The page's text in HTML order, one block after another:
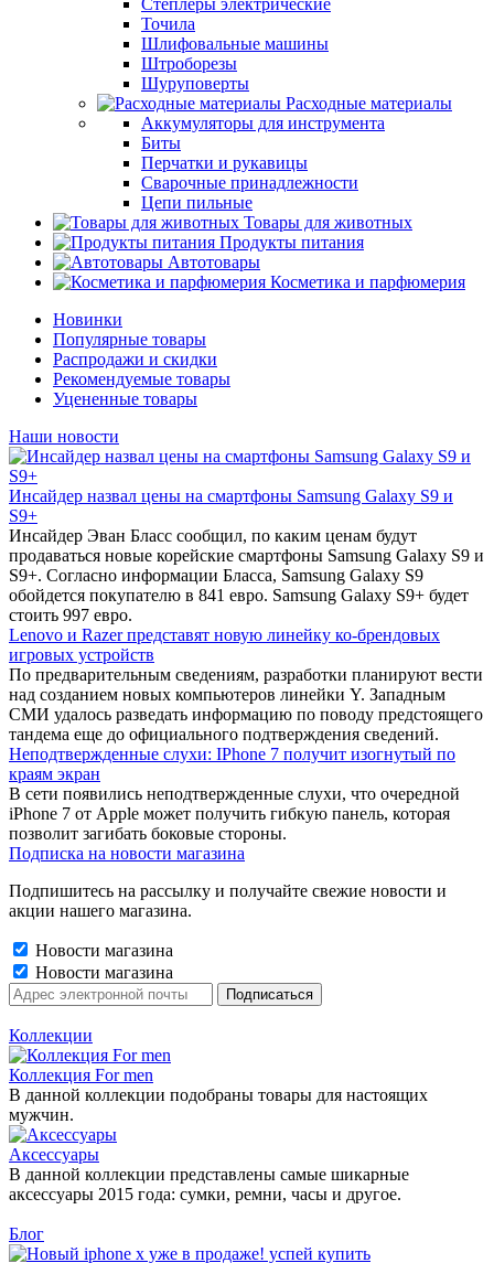
Степлеры электрические
Точила
Шлифовальные машины
Штроборезы
Шуруповерты
Расходные материалы
Аккумуляторы для инструмента
Биты
Перчатки и рукавицы
Сварочные принадлежности
Цепи пильные
Товары для животных
Продукты питания
Автотовары
Косметика и парфюмерия
Новинки
Популярные товары
Распродажи и скидки
Рекомендуемые товары
Уцененные товары
Наши новости
Инсайдер назвал цены на смартфоны Samsung Galaxy S9 и
S9+
Инсайдер Эван Бласс сообщил, по каким ценам будут
продаваться новые корейские смартфоны Samsung Galaxy S9 и
S9+. Согласно информации Бласса, Samsung Galaxy S9
обойдется покупателю в 841 евро. Samsung Galaxy S9+ будет
стоить 997 евро.
Lenovo и Razer представят новую линейку ко-брендовых
игровых устройств
По предварительным сведениям, разработки планируют вести
над созданием новых компьютеров линейки Y. Западным
СМИ удалось разведать информацию по поводу предстоящего
тандема еще до официального подтверждения сведений.
Неподтвержденные слухи: IPhone 7 получит изогнутый по
краям экран
В сети появились неподтвержденные слухи, что очередной
iPhone 7 от Apple может получить гибкую панель, которая
позволит загибать боковые стороны.
Подписка на новости магазина
Подпишитесь на рассылку и получайте свежие новости и
акции нашего магазина.
Новости магазина
Новости магазина
Коллекции
Коллекция For men
В данной коллекции подобраны товары для настоящих
мужчин.
Аксессуары
В данной коллекции представлены самые шикарные
аксессуары 2015 года: сумки, ремни, часы и другое.
Блог